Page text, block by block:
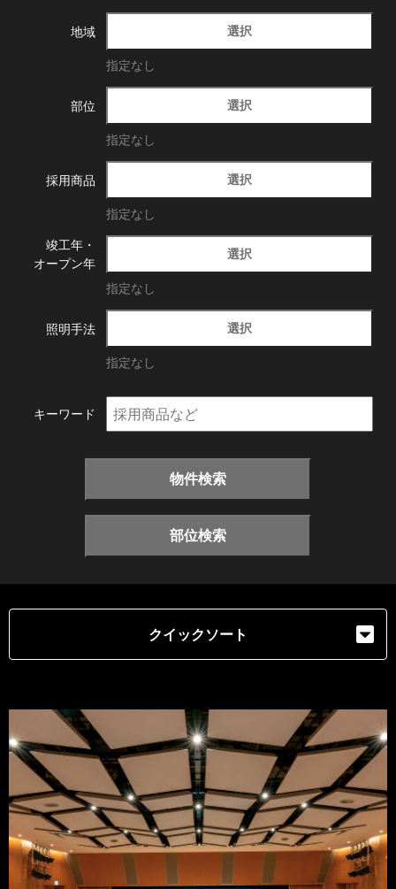
地域 選択
指定なし
部位 選択
指定なし
採用商品 選択
指定なし
竣工年・
オープン年
選択
指定なし
照明手法 選択
指定なし
キーワード
物件検索
部位検索
クイックソート